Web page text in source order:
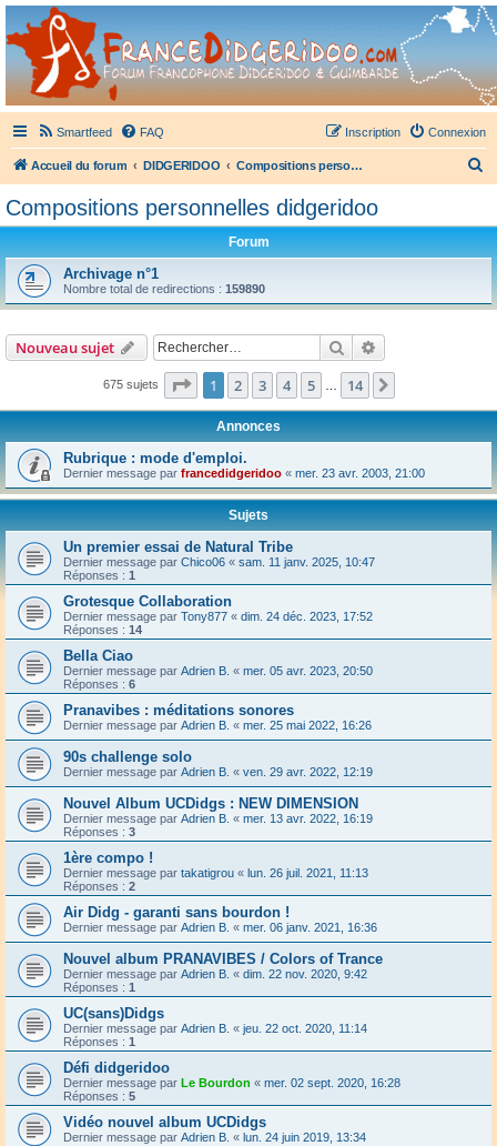
France Didgeridoo
Didgeridoo et Guimbarde sur France Didgeridoo - retrouvez la communauté.
Smartfeed FAQ Connexion
Inscription
Accueil du forum DIDGERIDOO Compositions personnelles didgeridoo
Compositions personnelles didgeridoo
Forum
Archivage n°1
Nombre total de redirections : 159890
Nouveau sujet Rechercher
675 sujets Page 1sur14
1 2 3 4 5 … 14
Annonces
Rubrique : mode d'emploi.
Dernier message par francedidgeridoo « mer. 23 avr. 2003, 21:00
Sujets
Un premier essai de Natural Tribe
Dernier message par Chico06 « sam. 11 janv. 2025, 10:47
Réponses : 1
Grotesque Collaboration
Dernier message par Tony877 « dim. 24 déc. 2023, 17:52
Réponses : 14
Bella Ciao
Dernier message par Adrien B. « mer. 05 avr. 2023, 20:50
Réponses : 6
Pranavibes : méditations sonores
Dernier message par Adrien B. « mer. 25 mai 2022, 16:26
90s challenge solo
Dernier message par Adrien B. « ven. 29 avr. 2022, 12:19
Nouvel Album UCDidgs : NEW DIMENSION
Dernier message par Adrien B. « mer. 13 avr. 2022, 16:19
Réponses : 3
1ère compo !
Dernier message par takatigrou « lun. 26 juil. 2021, 11:13
Réponses : 2
Air Didg - garanti sans bourdon !
Dernier message par Adrien B. « mer. 06 janv. 2021, 16:36
Nouvel album PRANAVIBES / Colors of Trance
Dernier message par Adrien B. « dim. 22 nov. 2020, 9:42
Réponses : 1
UC(sans)Didgs
Dernier message par Adrien B. « jeu. 22 oct. 2020, 11:14
Réponses : 1
Défi didgeridoo
Dernier message par Le Bourdon « mer. 02 sept. 2020, 16:28
Réponses : 5
Vidéo nouvel album UCDidgs
Dernier message par Adrien B. « lun. 24 juin 2019, 13:34